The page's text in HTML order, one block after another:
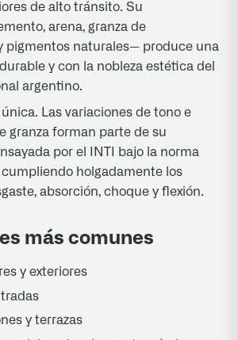
de alto tránsito. Su
arena, granza de
pigmentos naturales— produce una
y con la nobleza estética del
argentino.
Las variaciones de tono e
granza forman parte de su
por el INTI bajo la norma
cumpliendo holgadamente los
absorción, choque y flexión.
más comunes
y exteriores
y terrazas